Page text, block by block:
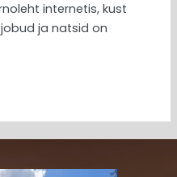
internetis, kust
ja natsid on